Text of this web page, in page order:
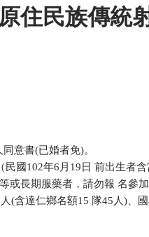
住民族傳統
意書(已婚者免)。
國102年6月19日 前出生者含
或長期服藥者，請勿報 名參加
(含達仁鄉名額15 隊45人)、